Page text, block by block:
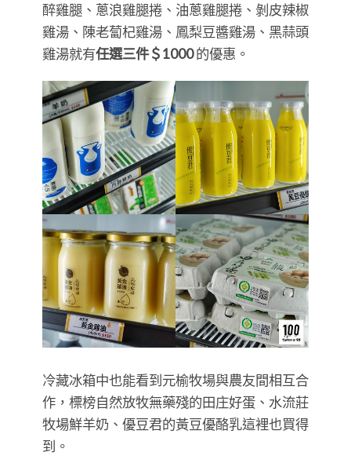
醉雞腿、蔥浪雞腿捲、油蔥雞腿捲、剝皮辣椒
雞湯、陳老蔔杞雞湯、鳳梨豆醬雞湯、黑蒜頭
雞湯就有任選三件＄1000的優惠。
冷藏冰箱中也能看到元榆牧場與農友間相互合
作，標榜自然放牧無藥殘的田庄好蛋、水流莊
牧場鮮羊奶、優豆君的黃豆優酪乳這裡也買得
到。